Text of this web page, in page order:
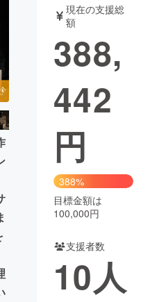
ト
書籍・雑誌
チャレンジ
CAMPFIRE Creation
machi-ya コミュニティ
現在の支援総
額
388,
442
円
388%
目標金額は
100,000円
支援者数
10人